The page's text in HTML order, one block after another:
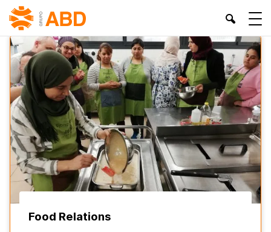
INICIO» DERECHO AL TRABAJO
Food Relations